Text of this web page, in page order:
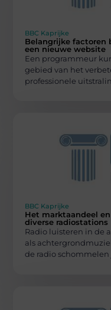
BBC Kaprijke
Belangrijke factoren
een nieuwe website
Een programmeur
gebied van het
professionele
BBC Kaprijke
Het marktaandeel
diverse radiostations
Radio luisteren in de
als
de radio